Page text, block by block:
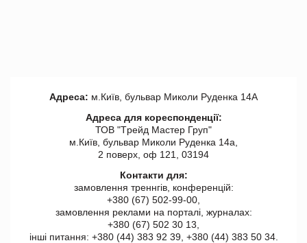
Адреса: м.Київ, бульвар Миколи Руденка 14А
Адреса для кореспонденції:
ТОВ "Tрейд Мастер Груп"
м.Київ, бульвар Миколи Руденка 14а,
2 поверх, оф 121, 03194
Контакти для:
замовлення треннгів, конференцій:
+380 (67) 502-99-00,
замовлення реклами на порталі, журналах:
+380 (67) 502 30 13,
інші питання: +380 (44) 383 92 39, +380 (44) 383 50 34.